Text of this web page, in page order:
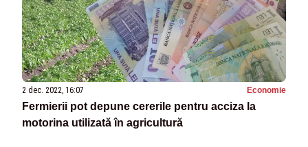
2 dec. 2022, 16:07 Economie
Fermierii pot depune cererile pentru acciza la
motorina utilizată în agricultură